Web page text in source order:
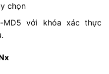
chọn
MD5 với khóa xác thực